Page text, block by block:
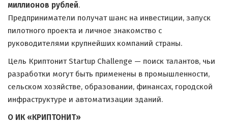
миллионов рублей.
Предприниматели получат шанс на инвестиции, запуск
пилотного проекта и личное знакомство с
руководителями крупнейших компаний страны.
Цель Криптонит Startup Challenge — поиск талантов, чьи
разработки могут быть применены в промышленности,
сельском хозяйстве, образовании, финансах, городской
инфраструктуре и автоматизации зданий.
О ИК «КРИПТОНИТ»